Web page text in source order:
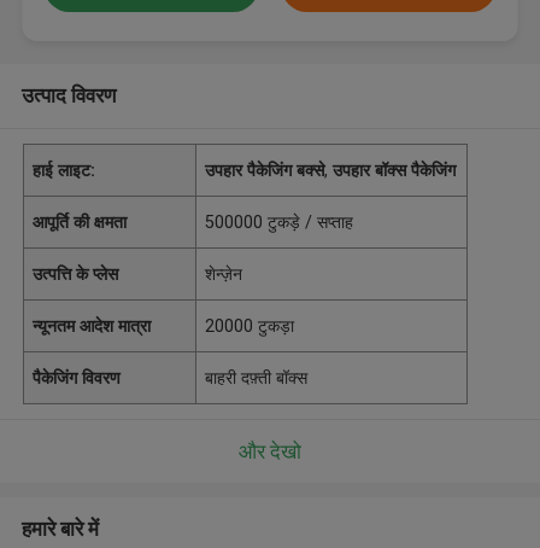
उत्पाद विवरण
हाई लाइट: उपहार पैकेजिंग बक्से,उपहार बॉक्स पैकेजिंग
आपूर्ति की क्षमता 500000 टुकड़े / सप्ताह
उत्पत्ति के प्लेस शेन्ज़ेन
न्यूनतम आदेश मात्रा 20000 टुकड़ा
पैकेजिंग विवरण बाहरी दफ़्ती बॉक्स
और देखो
हमारे बारे में